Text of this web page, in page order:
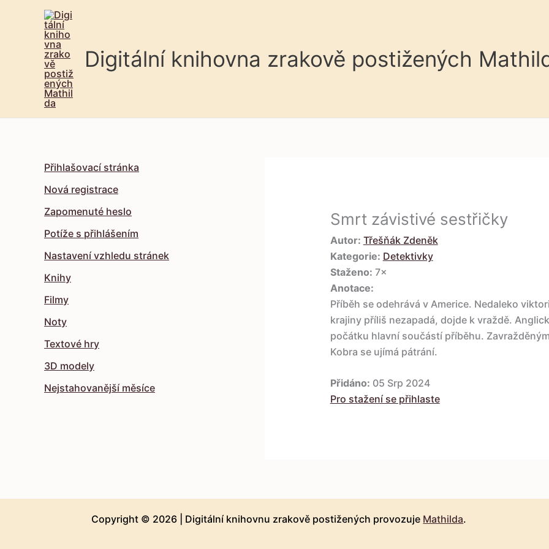
Digitální knihovna zrakově postižených
Přihlašovací stránka
Nová registrace
Zapomenuté heslo
Potíže s přihlášením
Nastavení vzhledu stránek
Knihy
Filmy
Noty
Textové hry
3D modely
Nejstahovanější měsíce
Smrt závistivé sestřičky
Autor: Třešňák Zdeněk
Kategorie: Detektivky
Staženo: 7×
Anotace:
Příběh se odehrává v Americe. Nedaleko
krajiny příliš nezapadá, dojde k vraždě.
počátku hlavní součástí příběhu.
Kobra se ujímá pátrání.
Přidáno: 05 Srp 2024
Pro stažení se přihlaste
Copyright © 2026 | Digitální knihovnu zrakově postižených provozuje Mathilda.